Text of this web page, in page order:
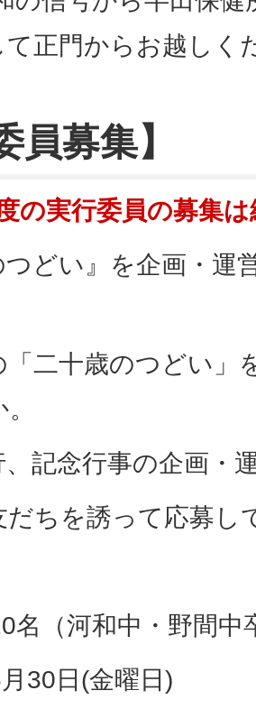
て正門からお越しく
員募集】
の実行委員の募集
つどい』を企画・運
「二十歳のつどい」
記念行事の企画・
だちを誘って応募し
名（河和中・野間中
30日(金曜日)